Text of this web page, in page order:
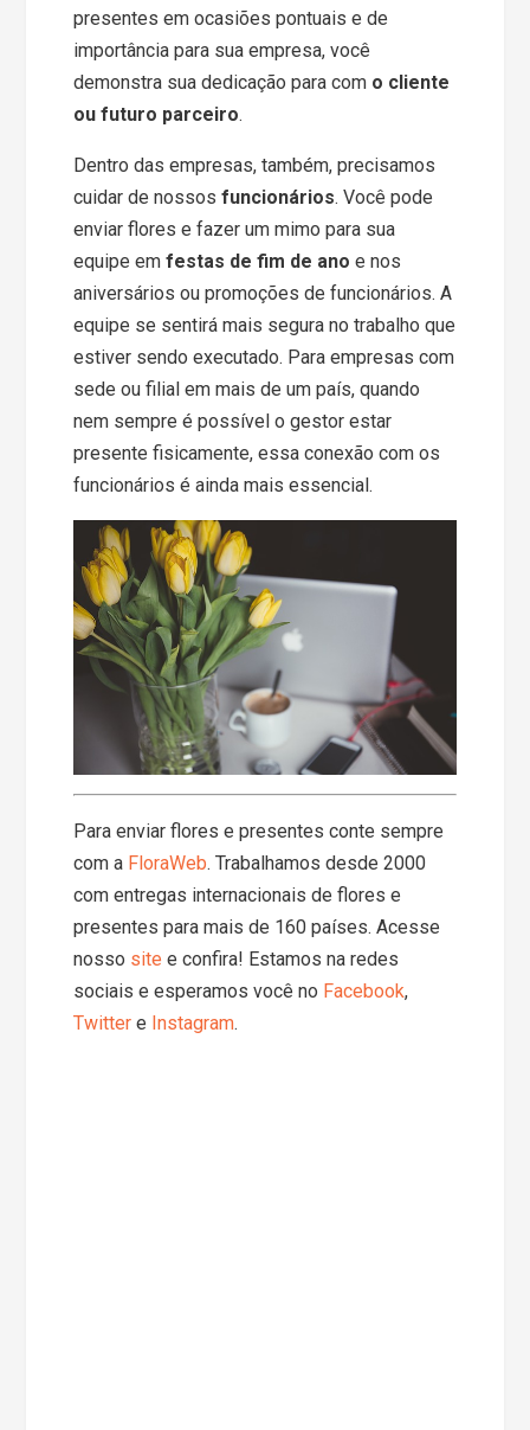
presentes em ocasiões pontuais e de
importância para sua empresa, você
demonstra sua dedicação para com o cliente
ou futuro parceiro.
Dentro das empresas, também, precisamos
cuidar de nossosfuncionários. Você pode
enviar flores e fazer um mimo para sua
equipe emfestas de fim de ano e nos
aniversários ou promoções de funcionários. A
equipe se sentirá mais segura no trabalho que
estiver sendo executado. Para empresas com
sede ou filial em mais de um país, quando
nem sempre é possível o gestor estar
presente fisicamente, essa conexão com os
funcionários é ainda mais essencial.
Para enviar flores e presentes conte sempre
com a FloraWeb. Trabalhamos desde 2000
com entregas internacionais de flores e
presentes para mais de 160 países. Acesse
nosso site e confira! Estamos na redes
sociais e esperamos você no Facebook,
Twitter e Instagram.